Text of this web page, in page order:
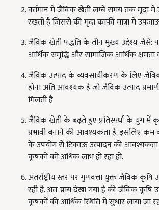
वर्तमान में जैविक खेती लम्बे समय तक मृदा में
रखती है जिससे की मृदा काफी मात्रा में
जैविक खेती पद्धति के तीन मुख्य उद्देश्य जैसे:
आर्थिक समृद्धि और सामाजिक आर्थिक
जैविक उत्पाद के व्यवसायीकरण के लिए
होना अति आवश्यक है जो जैविक उत्पाद
मिलती है
जैविक खेती के बढ़ते हुए प्रतिस्पर्धा के युग में
प्रभावी बनाने की आवश्यकता है. इसलिए कम
के उपयोग से टिकाऊ उत्पादन की आवश्यकता
कृषको को अधिक लाभ हो रहा हो.
अंतर्राष्ट्रीय स्तर पर गुणवत्ता युक्त जैविक कृषि
रही है. अतः प्राय देखा गया है की जैविक कृषि
कृषकों की आर्थिक स्थिति में सुधार लाया जा